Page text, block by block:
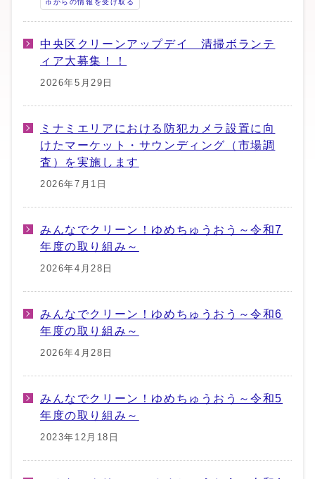
市からの情報を受け取る
中央区クリーンアップデイ 清掃ボランテ
ィア大募集！！
2026年5月29日
ミナミエリアにおける防犯カメラ設置に向
けたマーケット・サウンディング（市場調
査）を実施します
2026年7月1日
みんなでクリーン！ゆめちゅうおう～令和7
年度の取り組み～
2026年4月28日
みんなでクリーン！ゆめちゅうおう～令和6
年度の取り組み～
2026年4月28日
みんなでクリーン！ゆめちゅうおう～令和5
年度の取り組み～
2023年12月18日